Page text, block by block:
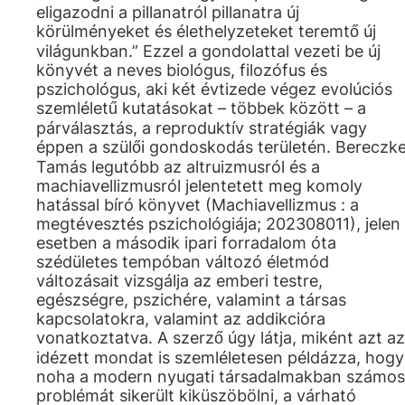
eligazodni a pillanatról pillanatra új
körülményeket és élethelyzeteket teremtő új
világunkban.” Ezzel a gondolattal vezeti be új
könyvét a neves biológus, filozófus és
pszichológus, aki két évtizede végez evolúciós
szemléletű kutatásokat – többek között – a
párválasztás, a reproduktív stratégiák vagy
éppen a szülői gondoskodás területén.
Tamás legutóbb az altruizmusról és a
machiavellizmusról jelentetett meg komoly
hatással bíró könyvet (Machiavellizmus : a
megtévesztés pszichológiája; 202308011), jelen
esetben a második ipari forradalom óta
szédületes tempóban változó életmód
változásait vizsgálja az emberi testre,
egészségre, pszichére, valamint a társas
kapcsolatokra, valamint az addikcióra
vonatkoztatva. A szerző úgy látja, miként azt az
idézett mondat is szemléletesen példázza, hogy
noha a modern nyugati társadalmakban számos
problémát sikerült kiküszöbölni, a várható